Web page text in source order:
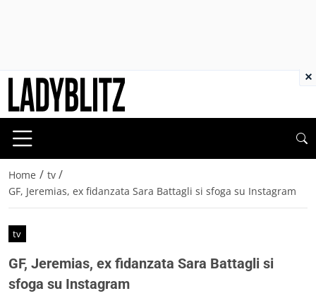
Home / tv /
GF, Jeremias, ex fidanzata Sara Battagli si sfoga su Instagram
tv
GF, Jeremias, ex fidanzata Sara Battagli si
sfoga su Instagram
×